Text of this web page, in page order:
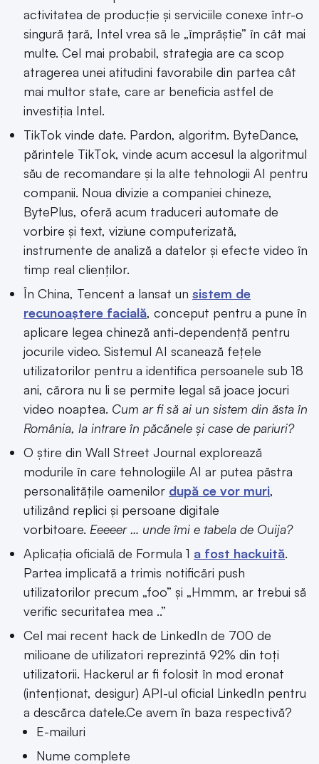
activitatea de producție și serviciile conexe într-o
singură țară, Intel vrea să le „împrăștie” în cât mai
multe. Cel mai probabil, strategia are ca scop
atragerea unei atitudini favorabile din partea cât
mai multor state, care ar beneficia astfel de
investiția Intel.
TikTok vinde date. Pardon, algoritm. ByteDance,
părintele TikTok, vinde acum accesul la algoritmul
său de recomandare și la alte tehnologii AI pentru
companii. Noua divizie a companiei chineze,
BytePlus, oferă acum traduceri automate de
vorbire și text, viziune computerizată,
instrumente de analiză a datelor și efecte video în
timp real clienților.
În China, Tencent a lansat un sistem de
recunoaștere facială, conceput pentru a pune în
aplicare legea chineză anti-dependență pentru
jocurile video. Sistemul AI scanează fețele
utilizatorilor pentru a identifica persoanele sub 18
ani, cărora nu li se permite legal să joace jocuri
video noaptea. Cum ar fi să ai un sistem din ăsta în
România, la intrare în păcănele și case de pariuri?
O știre din Wall Street Journal explorează
modurile în care tehnologiile AI ar putea păstra
personalitățile oamenilor după ce vor muri,
utilizând replici și persoane digitale
vorbitoare. Eeeeer … unde îmi e tabela de Ouija?
Aplicația oficială de Formula 1 a fost hackuită.
Partea implicată a trimis notificări push
utilizatorilor precum „foo” și „Hmmm, ar trebui să
verific securitatea mea ..”
Cel mai recent hack de LinkedIn de 700 de
milioane de utilizatori reprezintă 92% din toți
utilizatorii. Hackerul ar fi folosit în mod eronat
(intenționat, desigur) API-ul oficial LinkedIn pentru
a descărca datele.Ce avem în baza respectivă?
E-mailuri
Nume complete